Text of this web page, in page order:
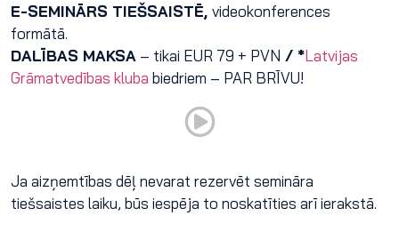
E-SEMINĀRS TIEŠSAISTĒ, videokonferences
formātā.
DALĪBAS MAKSA – tikai EUR 79 + PVN / *Latvijas
Grāmatvedības kluba biedriem – PAR BRĪVU!
Ja aizņemtības dēļ nevarat rezervēt semināra
tiešsaistes laiku, būs iespēja to noskatīties arī ierakstā.